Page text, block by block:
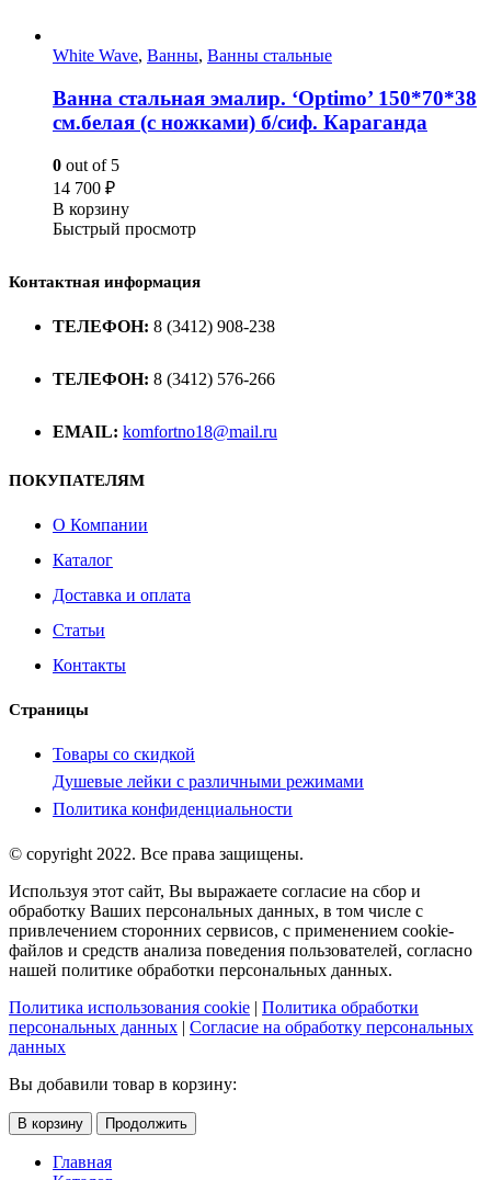
White Wave, Ванны, Ванны стальные
Ванна стальная эмалир. ‘Optimo’ 150*70*38
см.белая (с ножками) б/сиф. Караганда
0 out of 5
14 700 ₽
В корзину
Быстрый просмотр
Контактная информация
ТЕЛЕФОН: 8 (3412) 908-238
ТЕЛЕФОН: 8 (3412) 576-266
EMAIL: komfortno18@mail.ru
ПОКУПАТЕЛЯМ
О Компании
Каталог
Доставка и оплата
Статьи
Контакты
Страницы
Товары со скидкой
Душевые лейки с различными режимами
Политика конфиденциальности
© copyright 2022. Все права защищены.
Используя этот сайт, Вы выражаете согласие на сбор и
обработку Ваших персональных данных, в том числе с
привлечением сторонних сервисов, с применением cookie-
файлов и средств анализа поведения пользователей, согласно
нашей политике обработки персональных данных.
Политика использования cookie | Политика обработки
персональных данных | Согласие на обработку персональных
данных
Вы добавили товар в корзину:
В корзину Продолжить
Главная